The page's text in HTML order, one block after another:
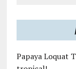
Papaya Loquat